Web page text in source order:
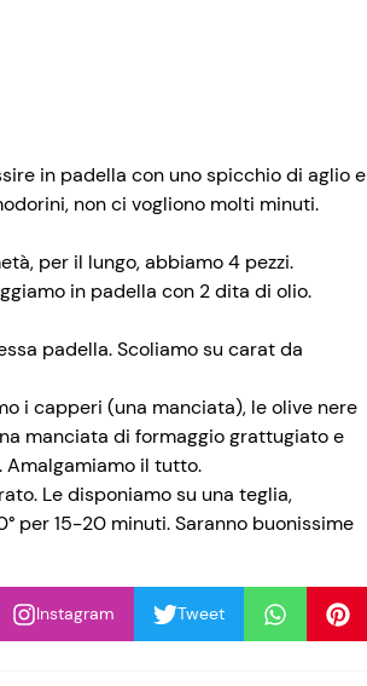
in padella con uno spicchio di aglio e
non ci vogliono molti minuti.
per il lungo, abbiamo 4 pezzi.
in padella con 2 dita di olio.
padella. Scoliamo su carat da
i capperi (una manciata), le olive nere
manciata di formaggio grattugiato e
il tutto.
Le disponiamo su una teglia,
per 15-20 minuti. Saranno buonissime
Instagram Tweet